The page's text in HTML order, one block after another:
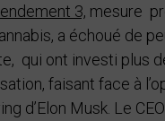
3, mesure
a échoué de
qui ont investi plus
faisant face à
d’Elon Musk. Le